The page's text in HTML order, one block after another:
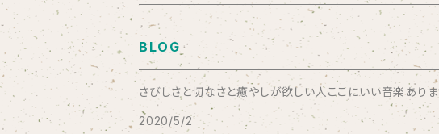
Aysula
Bad Operation
Bagus!
BLOG
さびしさと切なさと癒やしが欲しい人ここにいい音楽あり
2020/5/2